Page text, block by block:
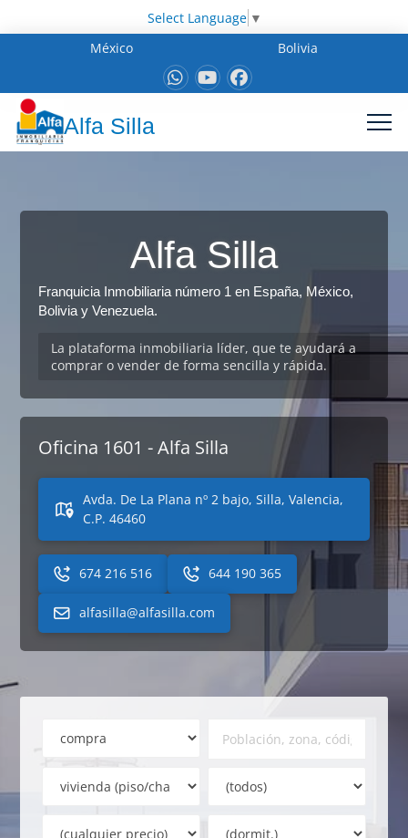
Select Language ▼
México
Bolivia
Alfa Silla
Alfa Silla
Franquicia Inmobiliaria número 1 en España, México,
Bolivia y Venezuela.
La plataforma inmobiliaria líder, que te ayudará a
comprar o vender de forma sencilla y rápida.
Oficina 1601 - Alfa Silla
Avda. De La Plana nº 2 bajo, Silla, Valencia,
C.P. 46460
674 216 516 644 190 365
alfasilla@alfasilla.com